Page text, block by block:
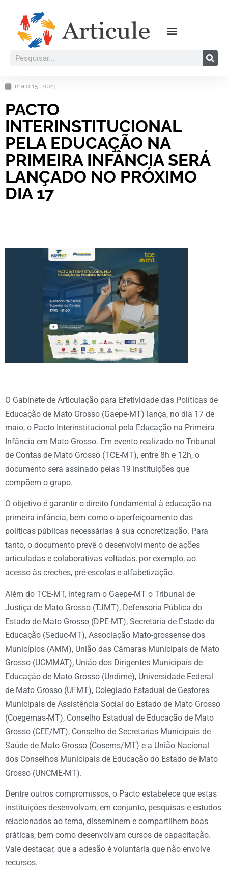
maio 15, 2023
PACTO
INTERINSTITUCIONAL
PELA EDUCAÇÃO NA
PRIMEIRA INFÂNCIA SERÁ
LANÇADO NO PRÓXIMO
DIA 17
O Gabinete de Articulação para Efetividade das Políticas de
Educação de Mato Grosso (Gaepe-MT) lança, no dia 17 de
maio, o Pacto Interinstitucional pela Educação na Primeira
Infância em Mato Grosso. Em evento realizado no Tribunal
de Contas de Mato Grosso (TCE-MT), entre 8h e 12h, o
documento será assinado pelas 19 instituições que
compõem o grupo.
O objetivo é garantir o direito fundamental à educação na
primeira infância, bem como o aperfeiçoamento das
políticas públicas necessárias à sua concretização. Para
tanto, o documento prevê o desenvolvimento de ações
articuladas e colaborativas voltadas, por exemplo, ao
acesso às creches, pré-escolas e alfabetização.
Além do TCE-MT, integram o Gaepe-MT o Tribunal de
Justiça de Mato Grosso (TJMT), Defensoria Pública do
Estado de Mato Grosso (DPE-MT), Secretaria de Estado da
Educação (Seduc-MT), Associação Mato-grossense dos
Municípios (AMM), União das Câmaras Municipais de Mato
Grosso (UCMMAT), União dos Dirigentes Municipais de
Educação de Mato Grosso (Undime), Universidade Federal
de Mato Grosso (UFMT), Colegiado Estadual de Gestores
Municipais de Assistência Social do Estado de Mato Grosso
(Coegemas-MT), Conselho Estadual de Educação de Mato
Grosso (CEE/MT), Conselho de Secretarias Municipais de
Saúde de Mato Grosso (Cosems/MT) e a União Nacional
dos Conselhos Municipais de Educação do Estado de Mato
Grosso (UNCME-MT).
Dentre outros compromissos, o Pacto estabelece que estas
instituições desenvolvam, em conjunto, pesquisas e estudos
relacionados ao tema, disseminem e compartilhem boas
práticas, bem como desenvolvam cursos de capacitação.
Vale destacar, que a adesão é voluntária que não envolve
recursos.